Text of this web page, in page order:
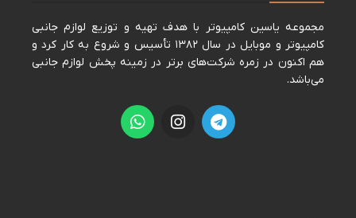
مجموعه ياسين كامپيوتر با هدف تهيه و توزيع لوازم جانبی
كامپيوتر و موبايل در سال ١٣٨٢ تأسيس و شروع به كار كرد و
هم اكنون در زمره شركت‌های برتر در زمينه پخش لوازم جانبی
می‌باشد.